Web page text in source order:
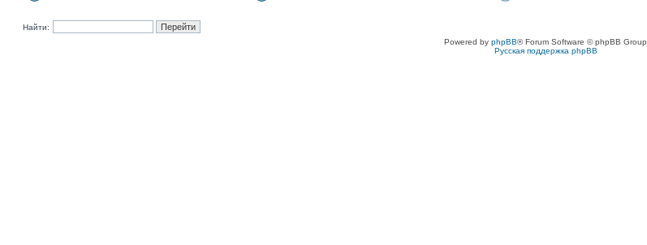
Найти:
Powered by phpBB® Forum Software © phpBB Group
Русская поддержка phpBB